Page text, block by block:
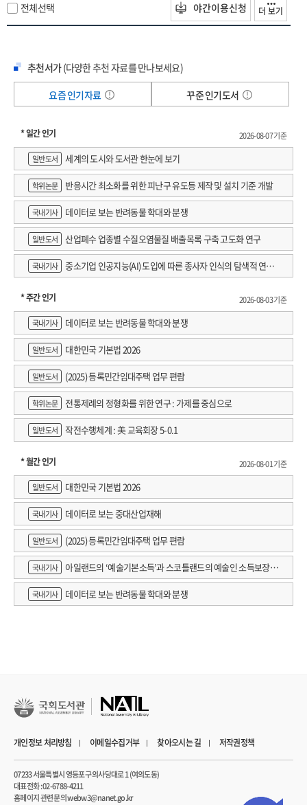
전체선택 야간이용신청 더 보기
추천서가(다양한 추천 자료를 만나보세요)
요즘 인기자료
꾸준 인기도서
* 일간 인기
2026-08-07 기준
일반도서
세계의 도시와 도서관 한눈에 보기
학위논문 반응시간 최소화를 위한 피난구 유도등 제작 및 설치 기준 개발
국내기사 데이터로 보는 반려동물 학대와 분쟁
일반도서 산업폐수 업종별 수질오염물질 배출목록 구축 고도화 연구
국내기사
중소기업 인공지능(AI) 도입에 따른 종사자 인식의 탐색적 연구 :
* 주간 인기
2026-08-03 기준
국내기사
데이터로 보는 반려동물 학대와 분쟁
일반도서 대한민국 기본법 2026
일반도서 (2025) 등록민간임대주택 업무 편람
학위논문 전통제례의 정형화를 위한 연구 : 가제를 중심으로
일반도서 작전수행체계 : 美 교육회장 5-0.1
* 월간 인기
2026-08-01 기준
일반도서
대한민국 기본법 2026
국내기사 데이터로 보는 중대산업재해
일반도서 (2025) 등록민간임대주택 업무 편람
국내기사
아일랜드의 ‘예술기본소득’과 스코틀랜드의 예술인 소득보장정
책 논의
국내기사 데이터로 보는 반려동물 학대와 분쟁
개인정보 처리방침 이메일수집거부 찾아오시는 길 저작권정책
07233 서울특별시 영등포구 의사당대로 1 (여의도동)
대표전화 : 02-6788-4211
홈페이지 관련 문의 webw3@nanet.go.kr